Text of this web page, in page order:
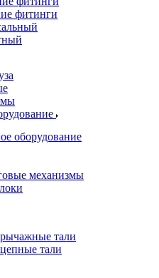
фитинги
оборудование
механизмы
тали
тали